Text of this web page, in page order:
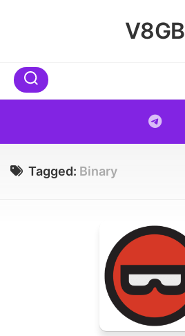
V8GB
Tagged: Binary